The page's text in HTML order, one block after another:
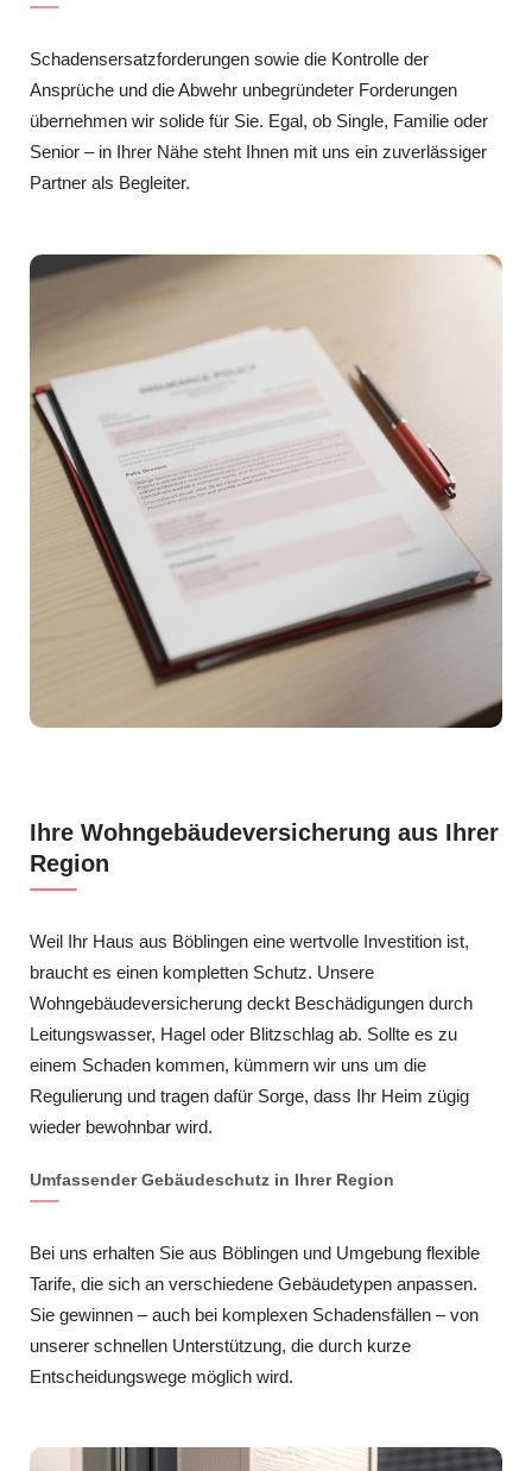
Schadensersatzforderungen sowie die Kontrolle der
Ansprüche und die Abwehr unbegründeter Forderungen
übernehmen wir solide für Sie. Egal, ob Single, Familie oder
Senior – in Ihrer Nähe steht Ihnen mit uns ein zuverlässiger
Partner als Begleiter.
Ihre Wohngebäudeversicherung aus Ihrer
Region
Weil Ihr Haus aus Böblingen eine wertvolle Investition ist,
braucht es einen kompletten Schutz. Unsere
Wohngebäudeversicherung deckt Beschädigungen durch
Leitungswasser, Hagel oder Blitzschlag ab. Sollte es zu
einem Schaden kommen, kümmern wir uns um die
Regulierung und tragen dafür Sorge, dass Ihr Heim zügig
wieder bewohnbar wird.
Umfassender Gebäudeschutz in Ihrer Region
Bei uns erhalten Sie aus Böblingen und Umgebung flexible
Tarife, die sich an verschiedene Gebäudetypen anpassen.
Sie gewinnen – auch bei komplexen Schadensfällen – von
unserer schnellen Unterstützung, die durch kurze
Entscheidungswege möglich wird.